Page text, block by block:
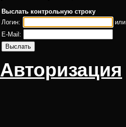
Выслать контрольную строку
Логин:
или
E-Mail:
Авторизация